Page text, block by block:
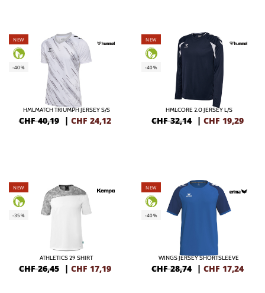
NEW
-40%
HMLMATCH TRIUMPH JERSEY S/S
CHF 40,19 | CHF 24,12
NEW
-40%
HMLCORE 2.0 JERSEY L/S
CHF 32,14 | CHF 19,29
NEW
-35%
ATHLETICS 29 SHIRT
CHF 26,45 | CHF 17,19
NEW
-40%
WINGS JERSEY SHORTSLEEVE
CHF 28,74 | CHF 17,24